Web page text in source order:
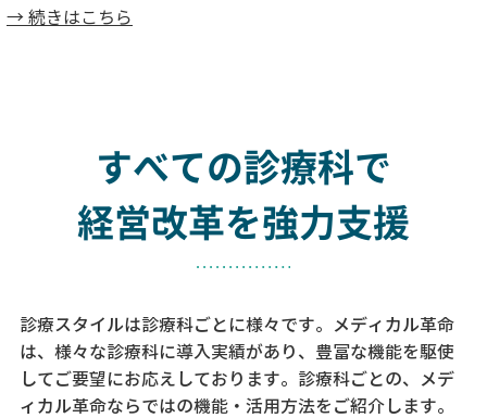
→ 続きはこちら
すべての診療科で
経営改革を強力支援
診療スタイルは診療科ごとに様々です。メディカル革命
は、様々な診療科に導入実績があり、 豊富な機能を駆使
してご要望にお応えしております。 診療科ごとの、メデ
ィカル革命ならではの機能・活用方法をご紹介します。